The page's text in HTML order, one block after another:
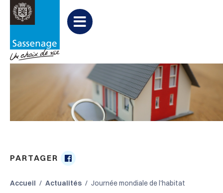
Aller à la recherche
PARTAGER Partager
Facebook
Accueil Actualités Journée mondiale de l'habitat